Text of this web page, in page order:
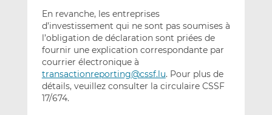
En revanche, les entreprises
d’investissement qui ne sont pas soumises à
l’obligation de déclaration sont priées de
fournir une explication correspondante par
courrier électronique à
transactionreporting@cssf.lu. Pour plus de
détails, veuillez consulter la circulaire CSSF
17/674.